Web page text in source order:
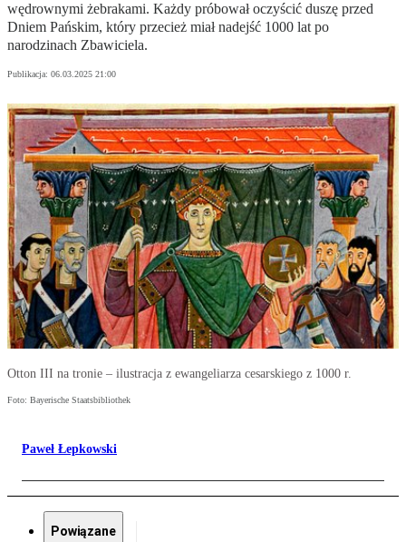
wędrownymi żebrakami. Każdy próbował oczyścić duszę przed
Dniem Pańskim, który przecież miał nadejść 1000 lat po
narodzinach Zbawiciela.
Publikacja: 06.03.2025 21:00
Otton III na tronie – ilustracja z ewangeliarza cesarskiego z 1000 r.
Foto: Bayerische Staatsbibliothek
Paweł Łepkowski
Powiązane